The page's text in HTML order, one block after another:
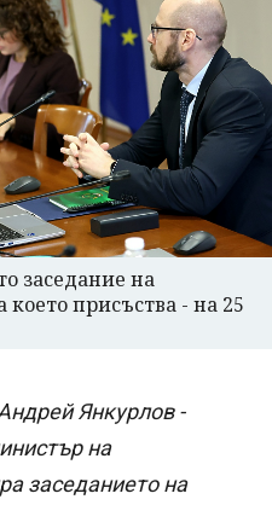
заседание на
което присъства - на 25
Янкурлов -
на
заседанието на